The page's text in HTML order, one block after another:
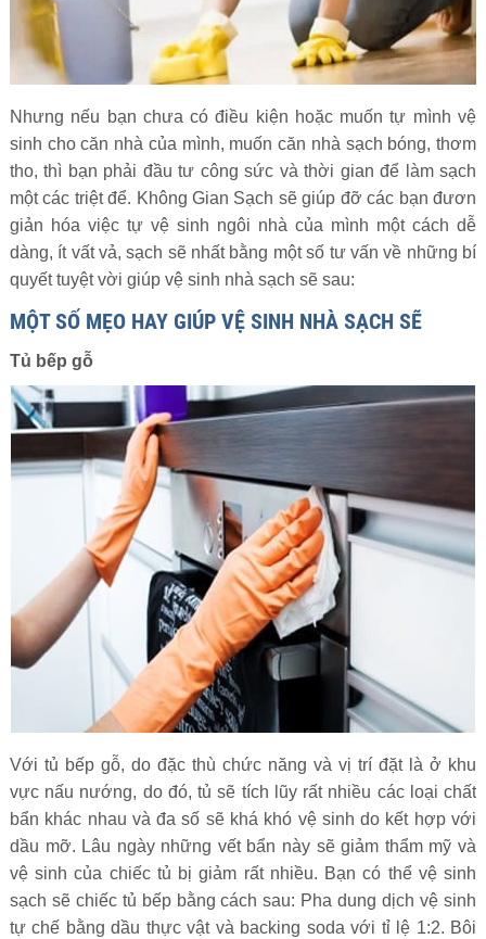
Nhưng nếu bạn chưa có điều kiện hoặc muốn tự mình vệ
sinh cho căn nhà của mình, muốn căn nhà sạch bóng, thơm
tho, thì bạn phải đầu tư công sức và thời gian để làm sạch
một các triệt để. Không Gian Sạch sẽ giúp đỡ các bạn đươn
giản hóa việc tự vệ sinh ngôi nhà của mình một cách dễ
dàng, ít vất vả, sạch sẽ nhất bằng một số tư vấn về những bí
quyết tuyệt vời giúp vệ sinh nhà sạch sẽ sau:
MỘT SỐ MẸO HAY GIÚP VỆ SINH NHÀ SẠCH SẼ
Tủ bếp gỗ
Với tủ bếp gỗ, do đặc thù chức năng và vị trí đặt là ở khu
vực nấu nướng, do đó, tủ sẽ tích lũy rất nhiều các loại chất
bẩn khác nhau và đa số sẽ khá khó vệ sinh do kết hợp với
dầu mỡ. Lâu ngày những vết bẩn này sẽ giảm thẩm mỹ và
vệ sinh của chiếc tủ bị giảm rất nhiều. Bạn có thể vệ sinh
sạch sẽ chiếc tủ bếp bằng cách sau: Pha dung dịch vệ sinh
tự chế bằng dầu thực vật và backing soda với tỉ lệ 1:2. Bôi